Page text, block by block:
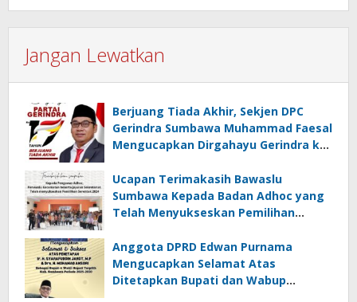
Jangan Lewatkan
Berjuang Tiada Akhir, Sekjen DPC
Gerindra Sumbawa Muhammad Faesal
Mengucapkan Dirgahayu Gerindra ke-
Ucapan Terimakasih Bawaslu
Sumbawa Kepada Badan Adhoc yang
Telah Menyukseskan Pemilihan
Anggota DPRD Edwan Purnama
Mengucapkan Selamat Atas
Ditetapkan Bupati dan Wabup